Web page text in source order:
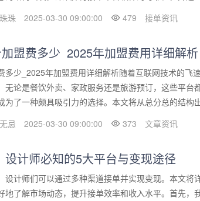
珠
2025-03-30 09:00:00 479 接单资讯
盟费多少_2025年加盟费用详细解析
多少_2025年加盟费用详细解析随着互联网技术的飞
无论是餐饮外卖、家政服务还是旅游预订，这些平台
为了一种颇具吸引力的选择。本文将从总分总的结构
忌
2025-03-30 09:00:00 373 文章资讯
设计师必知的5大平台与变现途径
设计师们可以通过多种渠道接单并实现变现。本文
地了解市场动态，提升接单效率和收入水平。首先